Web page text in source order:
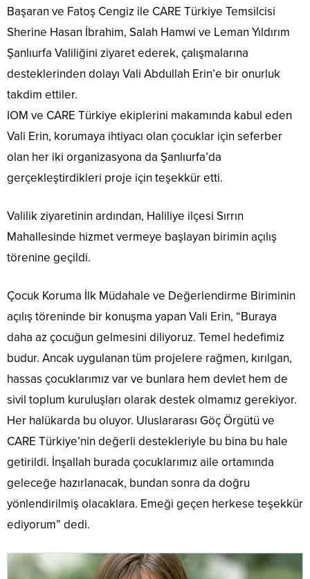
Başaran ve Fatoş Cengiz ile CARE Türkiye Temsilcisi
Sherine Hasan İbrahim, Salah Hamwi ve Leman Yıldırım
Şanlıurfa Valiliğini ziyaret ederek, çalışmalarına
desteklerinden dolayı Vali Abdullah Erin’e bir onurluk
takdim ettiler.
IOM ve CARE Türkiye ekiplerini makamında kabul eden
Vali Erin, korumaya ihtiyacı olan çocuklar için seferber
olan her iki organizasyona da Şanlıurfa’da
gerçekleştirdikleri proje için teşekkür etti.
Valilik ziyaretinin ardından, Haliliye ilçesi Sırrın
Mahallesinde hizmet vermeye başlayan birimin açılış
törenine geçildi.
Çocuk Koruma İlk Müdahale ve Değerlendirme Biriminin
açılış töreninde bir konuşma yapan Vali Erin, “Buraya
daha az çocuğun gelmesini diliyoruz. Temel hedefimiz
budur. Ancak uygulanan tüm projelere rağmen, kırılgan,
hassas çocuklarımız var ve bunlara hem devlet hem de
sivil toplum kuruluşları olarak destek olmamız gerekiyor.
Her halükarda bu oluyor. Uluslararası Göç Örgütü ve
CARE Türkiye’nin değerli destekleriyle bu bina bu hale
getirildi. İnşallah burada çocuklarımız aile ortamında
geleceğe hazırlanacak, bundan sonra da doğru
yönlendirilmiş olacaklara. Emeği geçen herkese teşekkür
ediyorum” dedi.